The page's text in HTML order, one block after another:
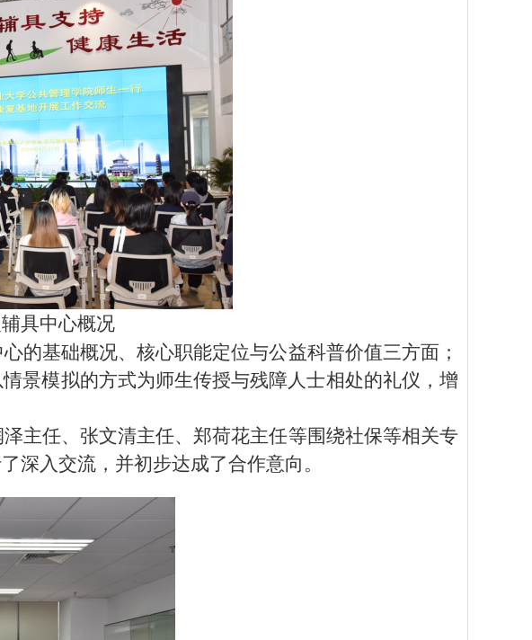
具中心概况
的基础概况、核心职能定位与公益科普价值三方面；
景模拟的方式为师生传授与残障人士相处的礼仪，增
主任、张文清主任、郑荷花主任等围绕社保等相关专
深入交流，并初步达成了合作意向。